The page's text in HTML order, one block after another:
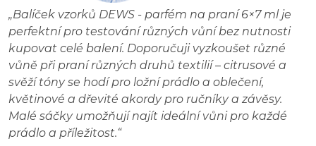
„Balíček vzorků DEWS - parfém na praní 6×7 ml je
perfektní pro testování různých vůní bez nutnosti
kupovat celé balení. Doporučuji vyzkoušet různé
vůně při praní různých druhů textilií – citrusové a
svěží tóny se hodí pro ložní prádlo a oblečení,
květinové a dřevité akordy pro ručníky a závěsy.
Malé sáčky umožňují najít ideální vůni pro každé
prádlo a příležitost.“